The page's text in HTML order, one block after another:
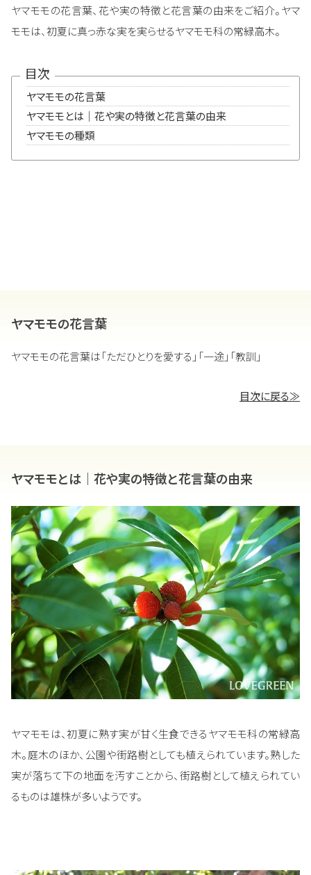
ヤマモモの花言葉、花や実の特徴と花言葉の由来をご紹介。ヤマ
モモは、初夏に真っ赤な実を実らせるヤマモモ科の常緑高木。
目次
ヤマモモの花言葉
ヤマモモとは｜花や実の特徴と花言葉の由来
ヤマモモの種類
ヤマモモの花言葉
ヤマモモの花言葉は「ただひとりを愛する」「一途」「教訓」
目次に戻る≫
ヤマモモとは｜花や実の特徴と花言葉の由来
ヤマモモは、初夏に熟す実が甘く生食できるヤマモモ科の常緑高
木。庭木のほか、公園や街路樹としても植えられています。熟した
実が落ちて下の地面を汚すことから、街路樹として植えられてい
るものは雄株が多いようです。